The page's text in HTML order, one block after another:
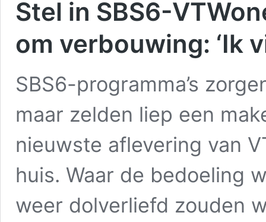
Stel in SBS6-
om verbouwing: ‘Ik
SBS6-programma’s
maar zelden liep een
nieuwste aflevering van
huis. Waar de bedoeling
weer dolverliefd zouden